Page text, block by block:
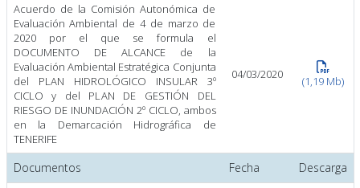
Acuerdo de la Comisión Autonómica de
Evaluación Ambiental de 4 de marzo de
2020 por el que se formula el
DOCUMENTO DE ALCANCE de la
Evaluación Ambiental Estratégica Conjunta
del PLAN HIDROLÓGICO INSULAR 3º
CICLO y del PLAN DE GESTIÓN DEL
RIESGO DE INUNDACIÓN 2º CICLO, ambos
en la Demarcación Hidrográfica de
TENERIFE
04/03/2020 (1,19 Mb)
Documentos Fecha Descarga